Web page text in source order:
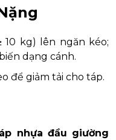
10 kg) lên ngăn kéo;
dạng cánh.
để giảm tải cho táp.
nhựa đầu giường